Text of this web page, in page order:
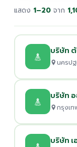
แสดง 1–20 จาก
บริษัท ต้
นครป
บริษัท
กรุงเ
บริษัท เ